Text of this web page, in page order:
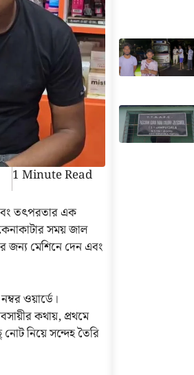
1 Minute Read
তৎপরতার এক
সময় জাল
জন্য মেশিনে দেন এবং
ওয়ার্ডে।
কথায়, প্রথমে
নিয়ে সন্দেহ তৈরি